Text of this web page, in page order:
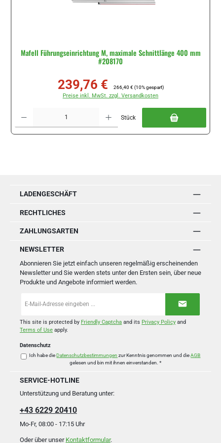
Mafell Führungseinrichtung M, maximale Schnittlänge 400 mm
#208170
Verkaufspreis:
239,76 € 266,40 € (10% gespart)
Preise inkl. MwSt. zzgl. Versandkosten
Stück
LADENGESCHÄFT
RECHTLICHES
ZAHLUNGSARTEN
NEWSLETTER
Abonnieren Sie jetzt einfach unseren regelmäßig erscheinenden
Newsletter und Sie werden stets unter den Ersten sein, über neue
Produkte und Angebote informiert werden.
Mail-
*
This site is protected by Friendly Captcha and its Privacy Policy and
Terms of Use apply.
Datenschutz
Ich habe dieDatenschutzbestimmungen zur Kenntnis genommen und dieAGB
gelesen und bin mit ihnen einverstanden. *
SERVICE-HOTLINE
Unterstützung und Beratung unter:
+43 6229 20410
Mo-Fr, 08:00 - 17:15 Uhr
Oder über unser Kontaktformular.